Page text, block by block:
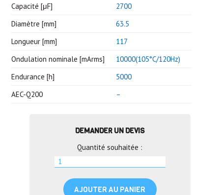
Capacité [μF]
2700
Diamètre [mm]
63.5
Longueur [mm]
117
Ondulation nominale [mArms]
10000(105°C/120Hz)
Endurance [h]
5000
AEC-Q200
–
DEMANDER UN DEVIS
Quantité souhaitée :
AJOUTER AU PANIER